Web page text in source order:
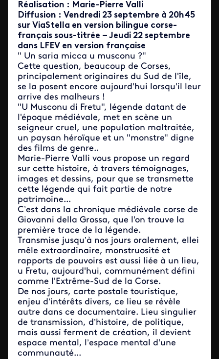
Réalisation : Marie-Pierre Valli
Diffusion : Vendredi 23 septembre à 20h45
sur ViaStella en version bilingue corse-
français sous-titrée – Jeudi 22 septembre
dans LFEV en version française
" Un saria micca u musconu ?"
Cette question, beaucoup de Corses,
principalement originaires du Sud de l'île,
se la posent encore aujourd'hui lorsqu'il leur
arrive des malheurs !
"U Musconu di Fretu", légende datant de
l'époque médiévale, met en scène un
seigneur cruel, une population maltraitée,
un paysan héroïque et un "monstre" digne
des films de genre..
Marie-Pierre Valli vous propose un regard
sur cette histoire, à travers témoignages,
images et dessins, pour que se transmette
cette légende qui fait partie de notre
patrimoine...
C’est dans la chronique médiévale corse de
Giovanni della Grossa, que l'on trouve la
première trace de la légende.
Transmise jusqu’à nos jours oralement, ellei
mêle extraordinaire, monstruosité et
rapports de pouvoirs est aussi liée à un lieu,
u Fretu, aujourd'hui, communément défini
comme l'Extrême-Sud de la Corse.
De nos jours, carte postale touristique,
enjeu d’intérêts divers, ce lieu se révèle
autre dans ce documentaire. Lieu singulier
de transmission, d’histoire, de politique,
mais aussi ferment de création, il devient
espace mental, l’espace mental d'une
communauté...